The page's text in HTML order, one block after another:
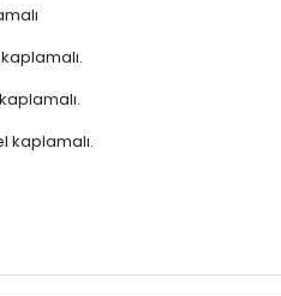
kaplamalı.